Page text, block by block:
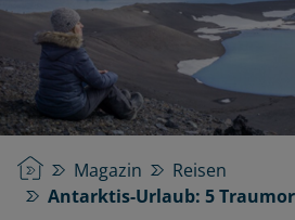
StartseiteMagazin
Reisen
Antarktis-Urlaub: 5